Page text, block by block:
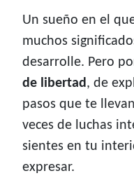
Un sueño en el
muchos
desarrolle. Pero
de libertad, de
pasos que te
veces de luchas
sientes en tu
expresar.